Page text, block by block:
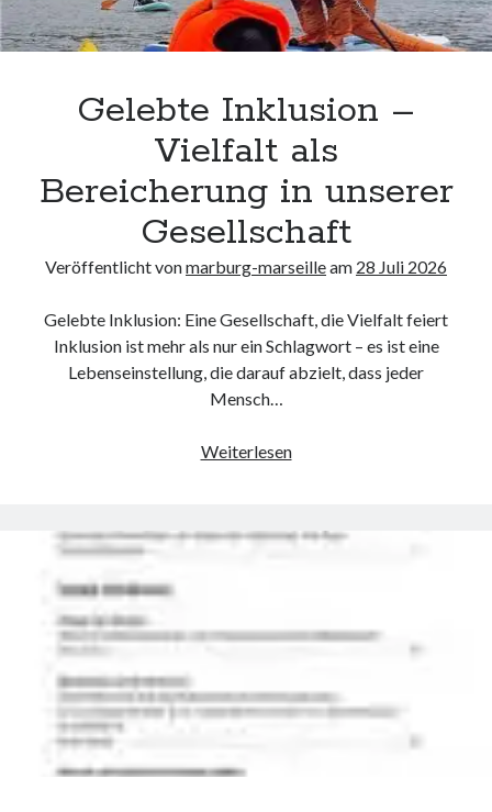
kultur
kunst und handwerk
nordsee
ostsee urlaub
rollstuhlgerechte ferienwohnung
sportunterricht
türmaße
umzugskartons
Gelebte Inklusion –
Vielfalt als
Bereicherung in unserer
Gesellschaft
Veröffentlicht vonmarburg-marseilleam 28 Juli 2026
Gelebte Inklusion: Eine Gesellschaft, die Vielfalt feiert
Inklusion ist mehr als nur ein Schlagwort – es ist eine
Lebenseinstellung, die darauf abzielt, dass jeder
Mensch…
WeiterlesenGelebte
Vielfalt
unserer